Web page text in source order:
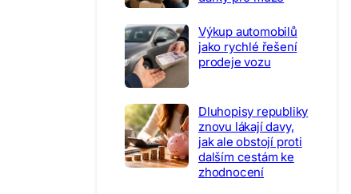
Výkup automobilů
jako rychlé řešení
prodeje vozu
Dluhopisy republiky
znovu lákají davy,
jak ale obstojí proti
dalším cestám ke
zhodnocení